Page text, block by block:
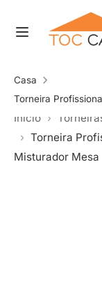
para
Procure
loja
na
nossa
loja
Casa
Torneira
Inicio
Torneira
Misturador Mesa